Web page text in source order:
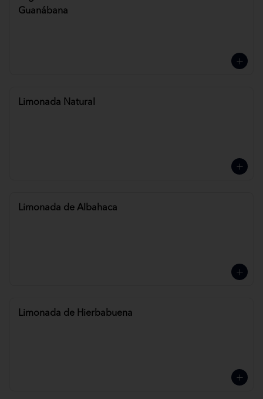
Guanábana
Limonada Natural
Limonada de Albahaca
Limonada de Hierbabuena